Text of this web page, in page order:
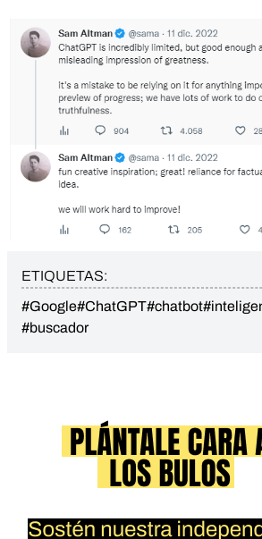
ETIQUETAS:
#Google#ChatGPT#chatbot
#buscador